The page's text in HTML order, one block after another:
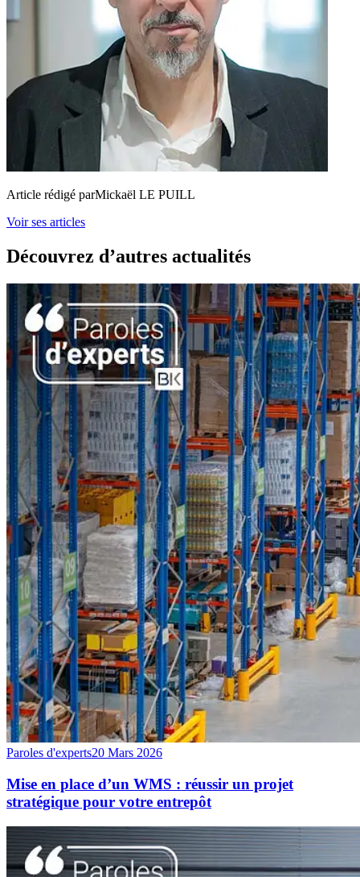
Article rédigé parMickaël LE PUILL
Voir ses articles
Découvrez d’autres actualités
Paroles d'experts20 Mars 2026
Mise en place d’un WMS : réussir un projet
stratégique pour votre entrepôt